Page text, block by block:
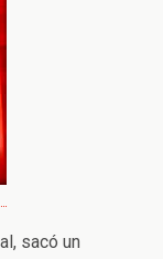
sacó un